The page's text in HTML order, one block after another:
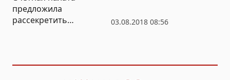
03.08.2018 08:56
предложила
рассекретить